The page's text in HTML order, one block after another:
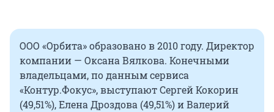
ООО «Орбита» образовано в 2010 году. Директор
компании — Оксана Вялкова. Конечными
владельцами, по данным сервиса
«Контур.Фокус», выступают Сергей Кокорин
(49,51%), Елена Дроздова (49,51%) и Валерий